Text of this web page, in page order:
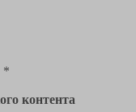
*
контента